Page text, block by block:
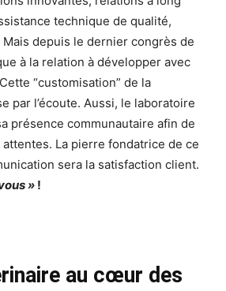
technique de qualité,
depuis le dernier congrès de
à la relation à développer avec
“customisation” de la
par l’écoute. Aussi, le laboratoire
présence communautaire afin de
La pierre fondatrice de ce
sera la satisfaction client.
» !
au cœur des